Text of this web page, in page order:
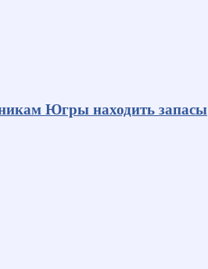
Югры находить запасы